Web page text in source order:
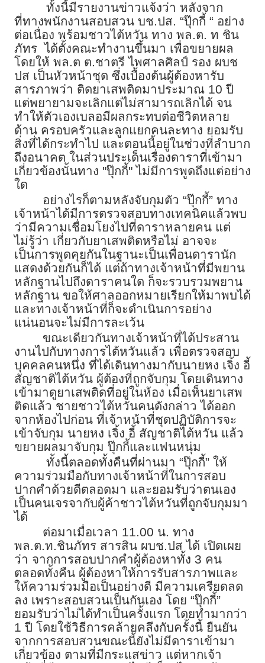
ทั้งนี้มีรายงานข่าวแจ้งว่า หลังจาก
ที่ทางพนักงานสอบสวน บช.ปส. “ปุ๊กกี้ “ อย่าง
ต่อเนื่อง พร้อมชาวไต้หวัน ทาง พล.ต. ท ชิน
ภัทร ได้ตั้งคณะทำงานขึ้นมา เพื่อขยายผล
โดยให้ พล.ต ต.ชาตรี ไพศาลศิลป์ รอง ผบช
ปส เป็นหัวหน้าชุด ซึ่งเบื้องต้นผู้ต้องหารับ
สารภาพว่า ติดยาเสพติดมาประมาณ 10 ปี
แต่พยายามจะเลิกแต่ไม่สามารถเลิกได้ จน
ทำให้ตัวเองเบลอมีผลกระทบต่อชีวิตหลาย
ด้าน ครอบครัวและลูกแยกคนละทาง ยอมรับ
สิ่งที่ได้กระทำไป และตอนนี้อยู่ในช่วงที่ลำบาก
ถึงอนาคต ในส่วนประเด็นเรื่องดาราที่เข้ามา
เกี่ยวข้องนั้นทาง "ปุ๊กกี้" ไม่มีการพูดถึงแต่อย่าง
ใด
อย่างไรก็ตามหลังจับกุมตัว “ปุ๊กกี้” ทาง
เจ้าหน้าได้มีการตรวจสอบทางเทคนิคแล้วพบ
ว่ามีความเชื่อมโยงไปที่ดาราหลายคน แต่
ไม่รู้ว่า เกี่ยวกับยาเสพติดหรือไม่ อาจจะ
เป็นการพูดคุยกันในฐานะเป็นเพื่อนดารานัก
แสดงด้วยกันก็ได้ แต่ถ้าทางเจ้าหน้าที่มีพยาน
หลักฐานไปถึงดาราคนใด ก็จะรวบรวมพยาน
หลักฐาน ขอให้ศาลออกหมายเรียกให้มาพบได้
และทางเจ้าหน้าที่ก็จะดำเนินการอย่าง
แน่นอนจะไม่มีการละเว้น
ขณะเดียวกันทางเจ้าหน้าที่ได้ประสาน
งานไปกับทางการไต้หวันแล้ว เพื่อตรวจสอบ
บุคคลคนหนึ่ง ที่ได้เดินทางมากับนายหง เจิ้ง อี้
สัญชาติไต้หวัน ผู้ต้องที่ถูกจับกุม โดยเดินทาง
เข้ามาดูยาเสพติดที่อยู่ในห้อง เมื่อเห็นยาเสพ
ติดแล้ว ชายชาวไต้หวันคนดังกล่าว ได้ออก
จากห้องไปก่อน ที่เจ้าหน้าที่ชุดปฏิบัติการจะ
เข้าจับกุม นายหง เจิ้ง อี้ สัญชาติไต้หวัน แล้ว
ขยายผลมาจับกุม ปุ๊กกี้และแฟนหนุ่ม
ทั้งนี้ตลอดทั้งคืนที่ผ่านมา “ปุ๊กกี้” ให้
ความร่วมมือกับทางเจ้าหน้าที่ในการสอบ
ปากคำด้วยดีตลอดมา และยอมรับว่าตนเอง
เป็นคนเจรจากับผู้ค้าชาวไต้หวันที่ถูกจับกุมมา
ได้
ต่อมาเมื่อเวลา 11.00 น. ทาง
พล.ต.ท.ชินภัทร สารสิน ผบช.ปส ได้ เปิดเผย
ว่า จากการสอบปากคำผู้ต้องหาทั้ง 3 คน
ตลอดทั้งคืน ผู้ต้องหาให้การรับสารภาพและ
ให้ความร่วมมือเป็นอย่างดี มีความเครียดลด
ลง เพราะสอบสวนเป็นกันเอง โดย “ปุ๊กกี้”
ยอมรับว่าไม่ได้ทำเป็นครั้งแรก โดยทำมากว่า
1 ปี โดยใช้วิธีการคล้ายคลึงกับครั้งนี้ ยืนยัน
จากการสอบสวนขณะนี้ยังไม่มีดาราเข้ามา
เกี่ยวข้อง ตามที่มีกระแสข่าว แต่หากเจ้า